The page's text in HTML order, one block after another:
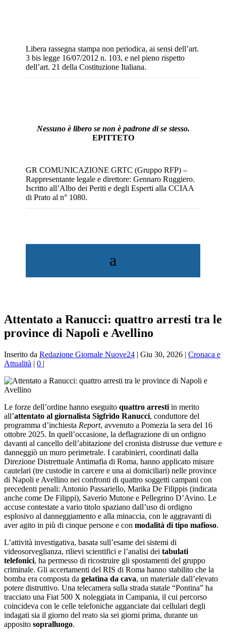
Libera rassegna stampa non periodica, ai sensi dell’art.
3 bis legge 16/07/2012 n. 103, e nel pieno rispetto
dell’art. 21 della Costituzione Italiana.
Nessuno è libero se non è padrone di se stesso.
EPITTETO
GR COMUNICAZIONE GRTC (Gruppo RFP) –
Rappresentante legale e direttore: Gennaro Ruggiero.
Iscritto all’Albo dei Periti e degli Esperti alla CCIAA
di Prato al n° 1080.
Attentato a Ranucci: quattro arresti tra le
province di Napoli e Avellino
Inserito da Redazione Giornale Nuove24 | Giu 30, 2026 | Cronaca e
Attualità | 0 |
Le forze dell’ordine hanno eseguito quattro arresti in merito
all’attentato al giornalista Sigfrido Ranucci, conduttore del
programma d’inchiesta Report, avvenuto a Pomezia la sera del 16
ottobre 2025. In quell’occasione, la deflagrazione di un ordigno
davanti al cancello dell’abitazione del cronista distrusse due vetture e
danneggiò un muro perimetrale. I carabinieri, coordinati dalla
Direzione Distrettuale Antimafia di Roma, hanno applicato misure
cautelari (tre custodie in carcere e una ai domiciliari) nelle province
di Napoli e Avellino nei confronti di quattro soggetti campani con
precedenti penali: Antonio Passariello, Marika De Filippis (indicata
anche come De Filippi), Saverio Mutone e Pellegrino D’Avino. Le
accuse contestate a vario titolo spaziano dall’uso di ordigno
esplosivo al danneggiamento e alla minaccia, con le aggravanti di
aver agito in più di cinque persone e con modalità di tipo mafioso.
L’attività investigativa, basata sull’esame dei sistemi di
videosorveglianza, rilievi scientifici e l’analisi dei tabulati
telefonici, ha permesso di ricostruire gli spostamenti del gruppo
criminale. Gli accertamenti del RIS di Roma hanno stabilito che la
bomba era composta da gelatina da cava, un materiale dall’elevato
potere distruttivo. Una telecamera sulla strada statale “Pontina” ha
tracciato una Fiat 500 X noleggiata in Campania, il cui percorso
coincideva con le celle telefoniche agganciate dai cellulari degli
indagati sia il giorno del reato sia sei giorni prima, durante un
apposito sopralluogo.